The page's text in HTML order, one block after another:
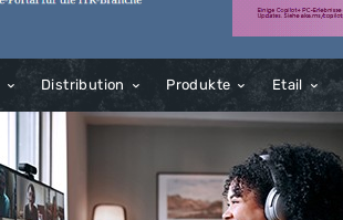
Distribution Produkte Etail